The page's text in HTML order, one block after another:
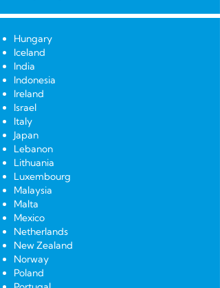
Hungary
Iceland
India
Indonesia
Ireland
Israel
Italy
Japan
Lebanon
Lithuania
Luxembourg
Malaysia
Malta
Mexico
Netherlands
New Zealand
Norway
Poland